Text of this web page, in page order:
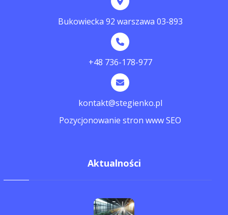
Bukowiecka 92 warszawa 03-893
+48 736-178-977
kontakt@stegienko.pl
Pozycjonowanie stron www SEO
Aktualności